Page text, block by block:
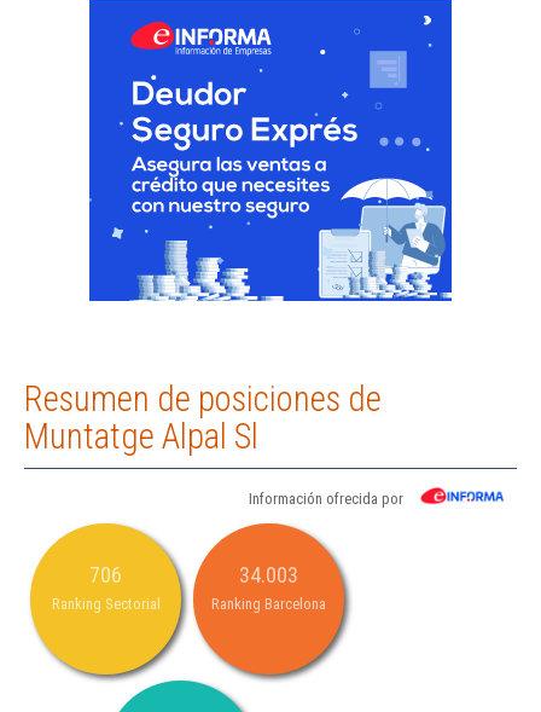
Resumen de posiciones de
Muntatge Alpal Sl
Información ofrecida por
706
Ranking Sectorial
34.003
Ranking Barcelona